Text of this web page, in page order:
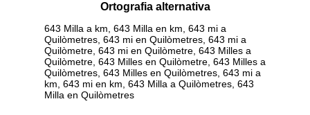
Ortografia alternativa
643 Milla a km, 643 Milla en km, 643 mi a
Quilòmetres, 643 mi en Quilòmetres, 643 mi a
Quilòmetre, 643 mi en Quilòmetre, 643 Milles a
Quilòmetre, 643 Milles en Quilòmetre, 643 Milles a
Quilòmetres, 643 Milles en Quilòmetres, 643 mi a
km, 643 mi en km, 643 Milla a Quilòmetres, 643
Milla en Quilòmetres